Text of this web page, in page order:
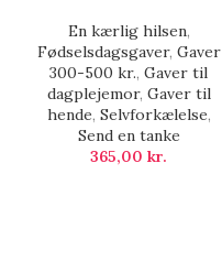
En kærlig hilsen,
Fødselsdagsgaver, Gaver
300-500 kr., Gaver til
dagplejemor, Gaver til
hende, Selvforkælelse,
Send en tanke
365,00 kr.